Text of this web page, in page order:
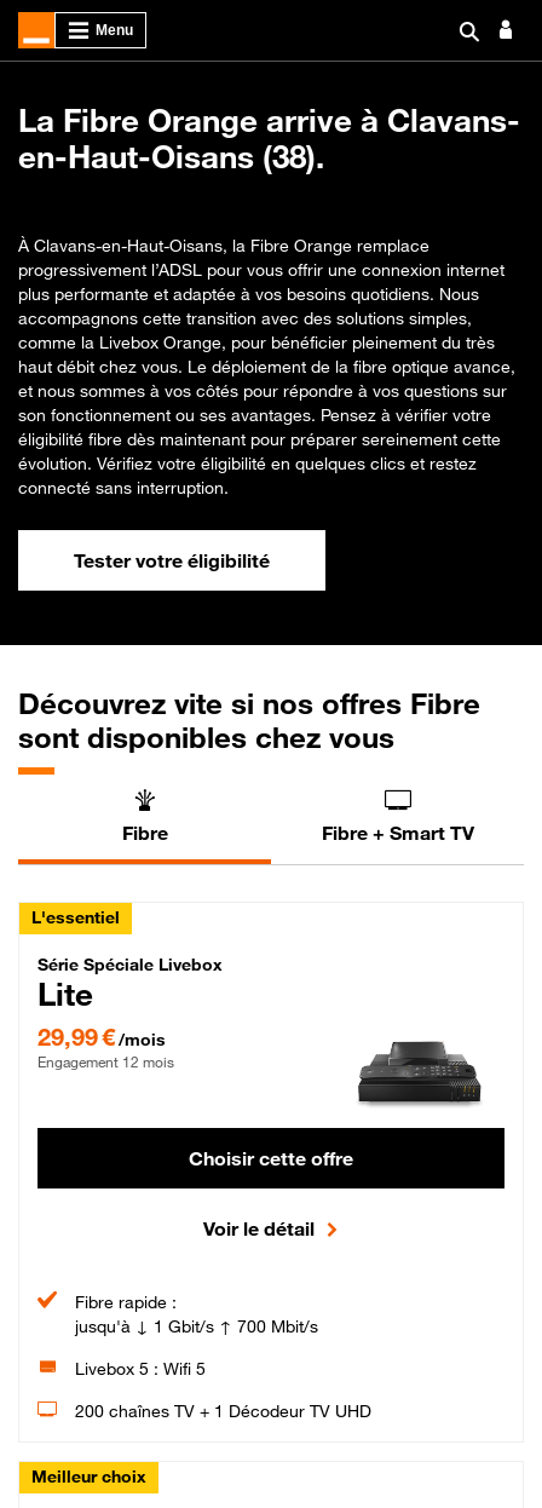
La Fibre Orange arrive à Clavans-
en-Haut-Oisans (38).
À Clavans-en-Haut-Oisans, la Fibre Orange remplace
progressivement l’ADSL pour vous offrir une connexion internet
plus performante et adaptée à vos besoins quotidiens. Nous
accompagnons cette transition avec des solutions simples,
comme la Livebox Orange, pour bénéficier pleinement du très
haut débit chez vous. Le déploiement de la fibre optique avance,
et nous sommes à vos côtés pour répondre à vos questions sur
son fonctionnement ou ses avantages. Pensez à vérifier votre
éligibilité fibre dès maintenant pour préparer sereinement cette
évolution. Vérifiez votre éligibilité en quelques clics et restez
connecté sans interruption.
Tester votre éligibilité
Découvrez vite si nos offres Fibre
sont disponibles chez vous
Fibre Fibre + Smart TV
L'essentiel
Série Spéciale Livebox Lite Fibre
Série Spéciale Livebox
Lite
29,99 €/mois
Engagement 12 mois
Choisir cette offre
Voir le détail
Fibre rapide :
jusqu'à ↓ 1 Gbit/s ↑ 700 Mbit/s
Livebox 5 : Wifi 5
200 chaînes TV + 1 Décodeur TV UHD
Meilleur choix